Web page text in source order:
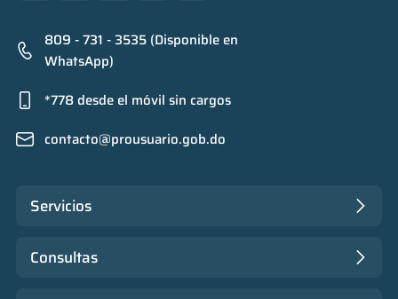
809 - 731 - 3535 (Disponible en
WhatsApp)
*778 desde el móvil sin cargos
contacto@prousuario.gob.do
Servicios
Consultas